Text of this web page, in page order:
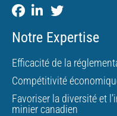
Notre Expertise
Efficacité de la
Compétitivité
Favoriser la diversité et
minier canadien